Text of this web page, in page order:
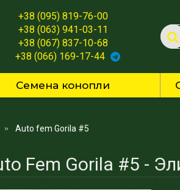
+38 (095) 819-76-00
+38 (063) 941-03-11
+38 (067) 837-10-68
+38 (066) 169-17-44
Семена конопли
Auto fem Gorila #5